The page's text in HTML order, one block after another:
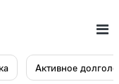
Активное